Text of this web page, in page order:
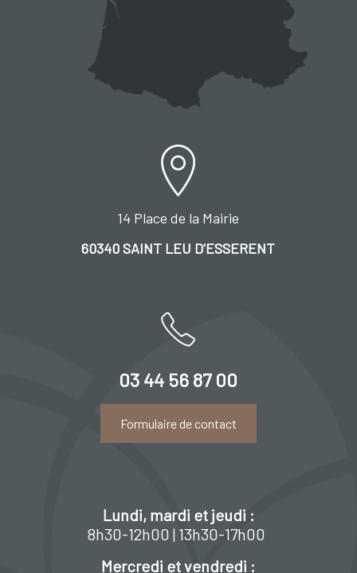
14 Place de la Mairie
60340 SAINT LEU D'ESSERENT
03 44 56 87 00
Formulaire de contact
Lundi, mardi et jeudi :
8h30-12h00 | 13h30-17h00
Mercredi et vendredi :